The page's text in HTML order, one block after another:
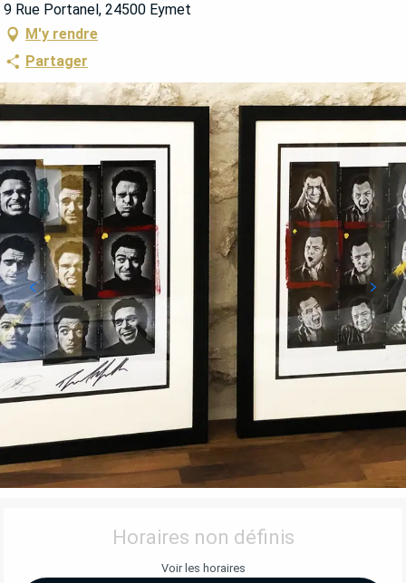
9 Rue Portanel, 24500 Eymet
M'y rendre
Partager
OUVERTURE ET COORDONNÉES
Horaires non définis
Voir les horaires